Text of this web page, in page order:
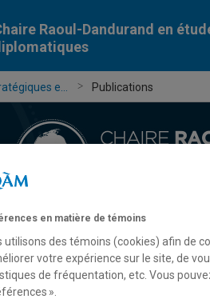
Raoul-Dandurand en
e... Publications
en matière de témoins
utilisons des témoins (cookies) afin de
votre expérience sur le site, de
de fréquentation, etc. Vous
».